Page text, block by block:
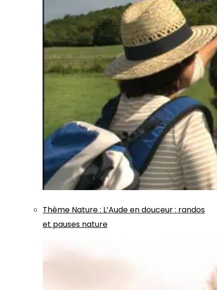
Thème Nature: L’Aude en douceur : randos
et pauses nature